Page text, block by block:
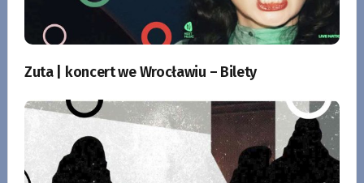
Zuta | koncert we Wrocławiu – Bilety